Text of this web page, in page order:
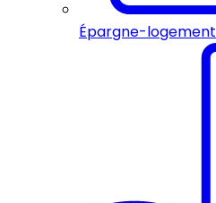
Épargne-logement